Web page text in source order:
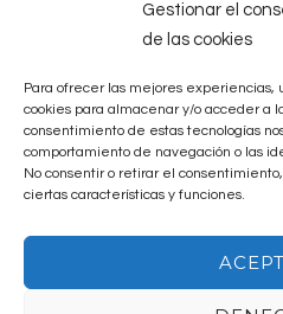
Gestionar el
de las cookies
Para ofrecer las mejores experiencias,
cookies para almacenar y/o acceder a
consentimiento de estas tecnologías
comportamiento de navegación o las
No consentir o retirar el
ciertas características y funciones.
Web